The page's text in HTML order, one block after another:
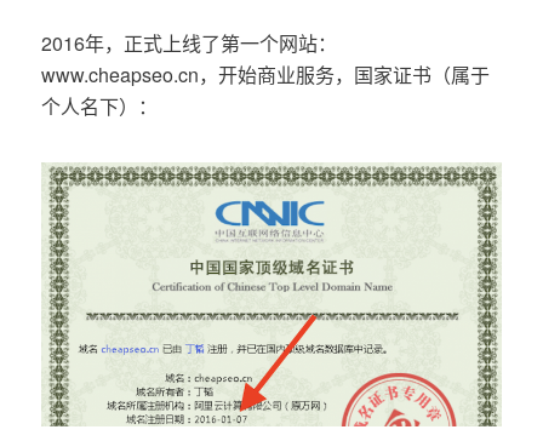
2016年，正式上线了第一个网站：
www.cheapseo.cn，开始商业服务，国家证书（属于
个人名下）：